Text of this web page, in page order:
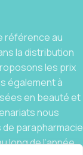
référence au
la distribution
les prix
également à
en beauté et
nous
parapharmacie
long de l’année